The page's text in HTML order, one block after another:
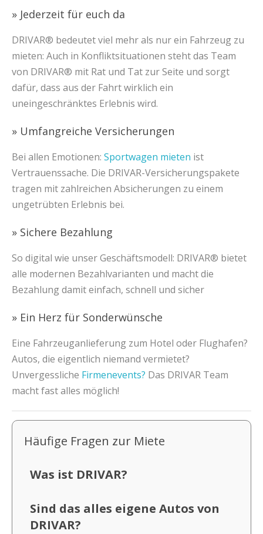
» Jederzeit für euch da
DRIVAR® bedeutet viel mehr als nur ein Fahrzeug zu
mieten: Auch in Konfliktsituationen steht das Team
von DRIVAR® mit Rat und Tat zur Seite und sorgt
dafür, dass aus der Fahrt wirklich ein
uneingeschränktes Erlebnis wird.
» Umfangreiche Versicherungen
Bei allen Emotionen: Sportwagen mieten ist
Vertrauenssache. Die DRIVAR-Versicherungspakete
tragen mit zahlreichen Absicherungen zu einem
ungetrübten Erlebnis bei.
» Sichere Bezahlung
So digital wie unser Geschäftsmodell: DRIVAR® bietet
alle modernen Bezahlvarianten und macht die
Bezahlung damit einfach, schnell und sicher
» Ein Herz für Sonderwünsche
Eine Fahrzeuganlieferung zum Hotel oder Flughafen?
Autos, die eigentlich niemand vermietet?
Unvergessliche Firmenevents? Das DRIVAR Team
macht fast alles möglich!
Häufige Fragen zur Miete
Was ist DRIVAR?
Sind das alles eigene Autos von
DRIVAR?